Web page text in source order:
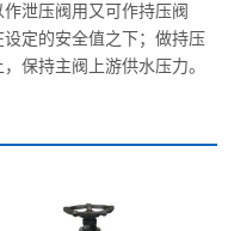
泄压阀用又可作持压阀
定的安全值之下；做持压
保持主阀上游供水压力。